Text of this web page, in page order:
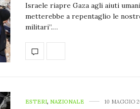
Israele riapre Gaza agli aiuti
metterebbe a repentaglio le
militari”.…
ESTERI, NAZIONALE 10 MAGGIO